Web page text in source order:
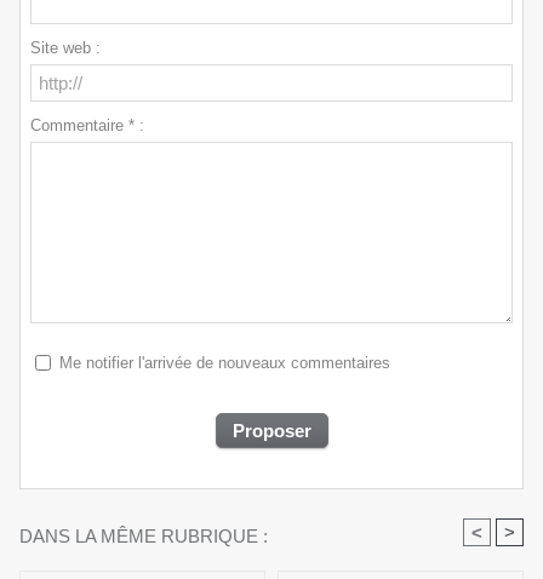
Site web :
Commentaire * :
Me notifier l'arrivée de nouveaux commentaires
DANS LA MÊME RUBRIQUE : < >